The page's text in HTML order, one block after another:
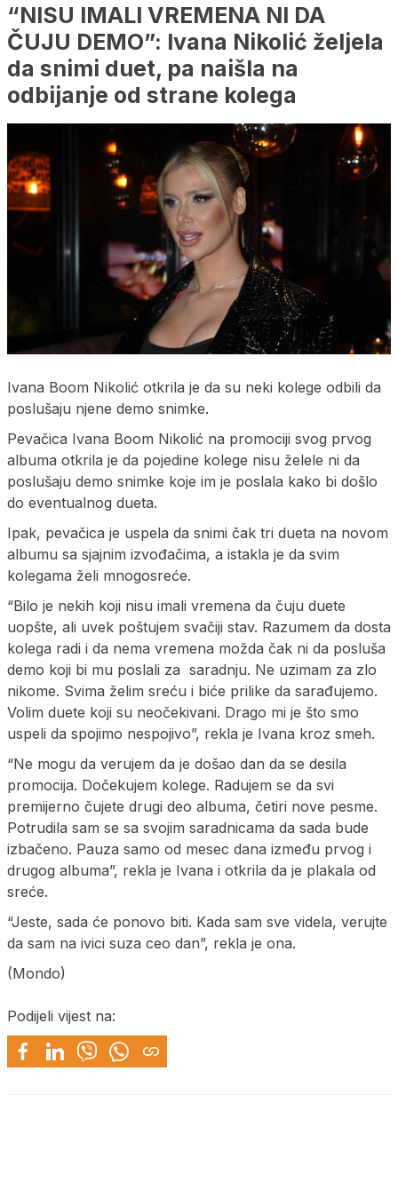
“NISU IMALI VREMENA NI DA
ČUJU DEMO”: Ivana Nikolić željela
da snimi duet, pa naišla na
odbijanje od strane kolega
Ivana Boom Nikolić otkrila je da su neki kolege odbili da
poslušaju njene demo snimke.
Pevačica Ivana Boom Nikolić na promociji svog prvog
albuma otkrila je da pojedine kolege nisu želele ni da
poslušaju demo snimke koje im je poslala kako bi došlo
do eventualnog dueta.
Ipak, pevačica je uspela da snimi čak tri dueta na novom
albumu sa sjajnim izvođačima, a istakla je da svim
kolegama želi mnogosreće.
“Bilo je nekih koji nisu imali vremena da čuju duete
uopšte, ali uvek poštujem svačiji stav. Razumem da dosta
kolega radi i da nema vremena možda čak ni da posluša
demo koji bi mu poslali za saradnju. Ne uzimam za zlo
nikome. Svima želim sreću i biće prilike da sarađujemo.
Volim duete koji su neočekivani. Drago mi je što smo
uspeli da spojimo nespojivo”, rekla je Ivana kroz smeh.
“Ne mogu da verujem da je došao dan da se desila
promocija. Dočekujem kolege. Radujem se da svi
premijerno čujete drugi deo albuma, četiri nove pesme.
Potrudila sam se sa svojim saradnicama da sada bude
izbačeno. Pauza samo od mesec dana između prvog i
drugog albuma”, rekla je Ivana i otkrila da je plakala od
sreće.
“Jeste, sada će ponovo biti. Kada sam sve videla, verujte
da sam na ivici suza ceo dan”, rekla je ona.
(Mondo)
Podijeli vijest na: